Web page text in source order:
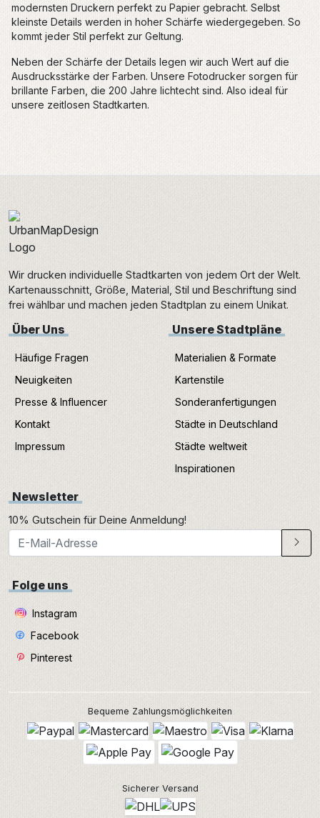
modernsten Druckern perfekt zu Papier gebracht. Selbst
kleinste Details werden in hoher Schärfe wiedergegeben. So
kommt jeder Stil perfekt zur Geltung.
Neben der Schärfe der Details legen wir auch Wert auf die
Ausdrucksstärke der Farben. Unsere Fotodrucker sorgen für
brillante Farben, die 200 Jahre lichtecht sind. Also ideal für
unsere zeitlosen Stadtkarten.
Wir drucken individuelle Stadtkarten von jedem Ort der Welt.
Kartenausschnitt, Größe, Material, Stil und Beschriftung sind
frei wählbar und machen jeden Stadtplan zu einem Unikat.
Über Uns
Häufige Fragen
Neuigkeiten
Presse & Influencer
Kontakt
Impressum
Unsere Stadtpläne
Materialien & Formate
Kartenstile
Sonderanfertigungen
Städte in Deutschland
Städte weltweit
Inspirationen
Newsletter
10% Gutschein für Deine Anmeldung!
Folge uns
Instagram
Facebook
Pinterest
Bequeme Zahlungsmöglichkeiten
Sicherer Versand